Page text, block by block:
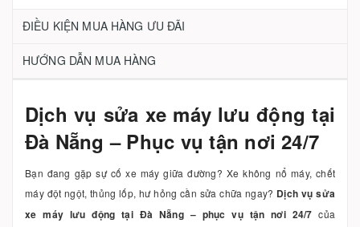
ĐIỀU KIỆN MUA HÀNG ƯU ĐÃI
HƯỚNG DẪN MUA HÀNG
Dịch vụ sửa xe máy lưu động tại
Đà Nẵng – Phục vụ tận nơi 24/7
Bạn đang gặp sự cố xe máy giữa đường? Xe không nổ máy, chết
máy đột ngột, thủng lốp, hư hỏng cần sửa chữa ngay? Dịch vụ sửa
xe máy lưu động tại Đà Nẵng – phục vụ tận nơi 24/7 của